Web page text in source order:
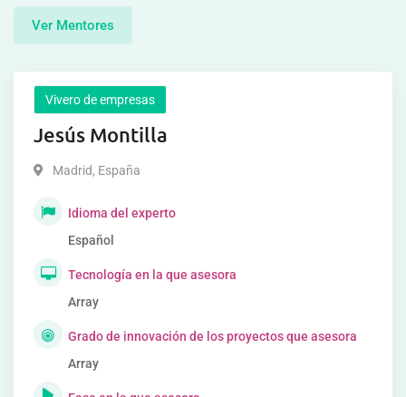
Ver Mentores
Vivero de empresas
Jesús Montilla
Madrid, España
Idioma del experto
Español
Tecnología en la que asesora
Array
Grado de innovación de los proyectos que asesora
Array